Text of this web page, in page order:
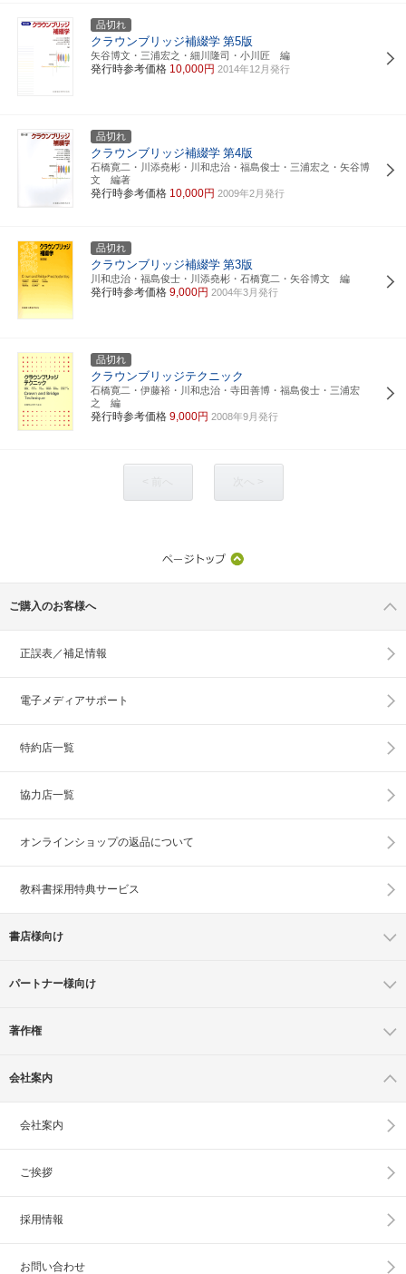
品切れ
クラウンブリッジ補綴学 第5版
矢谷博文・三浦宏之・細川隆司・小川匠 編
発行時参考価格 10,000円 2014年12月発行
品切れ
クラウンブリッジ補綴学 第4版
石橋寛二・川添堯彬・川和忠治・福島俊士・三浦宏之・矢谷博
文 編著
発行時参考価格 10,000円 2009年2月発行
品切れ
クラウンブリッジ補綴学 第3版
川和忠治・福島俊士・川添堯彬・石橋寛二・矢谷博文 編
発行時参考価格 9,000円 2004年3月発行
品切れ
クラウンブリッジテクニック
石橋寛二・伊藤裕・川和忠治・寺田善博・福島俊士・三浦宏
之 編
発行時参考価格 9,000円 2008年9月発行
ご購入のお客様へ
正誤表／補足情報
電子メディアサポート
特約店一覧
協力店一覧
オンラインショップの返品について
教科書採用特典サービス
書店様向け
パートナー様向け
著作権
会社案内
会社案内
ご挨拶
採用情報
お問い合わせ